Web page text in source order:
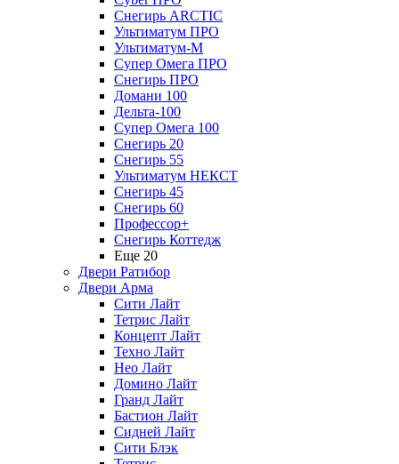
Снегирь ARCTIC
Ультиматум ПРО
Ультиматум-M
Супер Омега ПРО
Снегирь ПРО
Домани 100
Дельта-100
Супер Омега 100
Снегирь 20
Снегирь 55
Ультиматум НЕКСТ
Снегирь 45
Снегирь 60
Профессор+
Снегирь Коттедж
Еще 20
Двери Ратибор
Двери Арма
Сити Лайт
Тетрис Лайт
Концепт Лайт
Техно Лайт
Нео Лайт
Домино Лайт
Гранд Лайт
Бастион Лайт
Сидней Лайт
Сити Блэк